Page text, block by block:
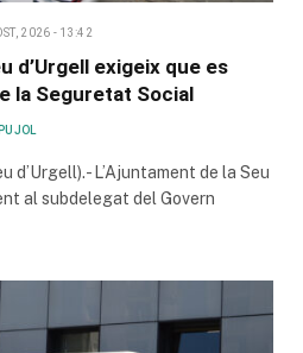
2026 - 13:42
d’Urgell exigeix que es
la Seguretat Social
d’Urgell).- L’Ajuntament de la Seu
al subdelegat del Govern